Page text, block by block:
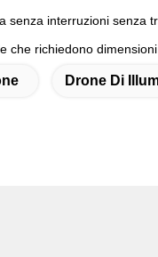
senza interruzioni
che richiedono
Drone Di